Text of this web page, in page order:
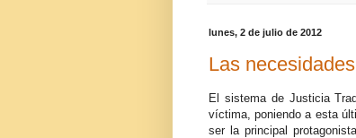
lunes, 2 de julio de 2012
Las
El sistema de Justicia
víctima, poniendo a esta
ser la principal